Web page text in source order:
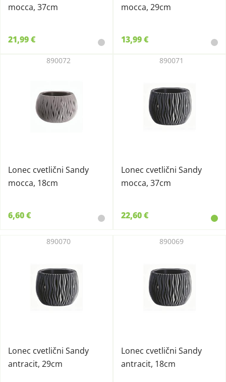
mocca, 37cm
21,99 €
mocca, 29cm
13,99 €
Lonec cvetlični Sandy
mocca, 18cm
890072
6,60 €
Lonec cvetlični Sandy
mocca, 37cm
890071
22,60 €
Lonec cvetlični Sandy
antracit, 29cm
890070
Lonec cvetlični Sandy
antracit, 18cm
890069